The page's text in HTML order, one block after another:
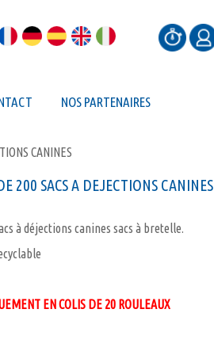
NOS PARTENAIRES
CANINES
200 SACS A DEJECTIONS CANINES
à déjections canines sacs à bretelle.
EN COLIS DE 20 ROULEAUX